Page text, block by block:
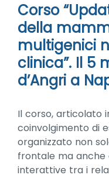
Corso
della
multigenici
clinica”. Il 5
d’Angri a
Il corso, articolato
coinvolgimento di
organizzato non
frontale ma anche
interattive tra i